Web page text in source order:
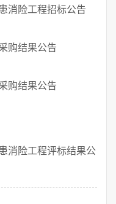
消险工程招标公告
购结果公告
购结果公告
消险工程评标结果公